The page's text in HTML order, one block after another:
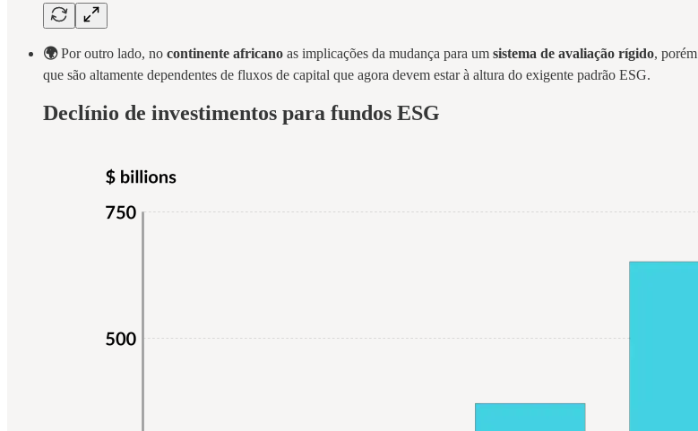
🌍Por outro lado, no continente africano as implicações da mudança para um sistema de avaliação rígido, porém
que são altamente dependentes de fluxos de capital que agora devem estar à altura do exigente padrão ESG.
Declínio de investimentos para fundos ESG